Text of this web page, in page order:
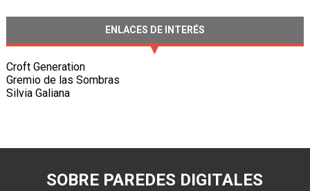
ENLACES DE INTERÉS
Croft Generation
Gremio de las Sombras
Silvia Galiana
SOBRE PAREDES DIGITALES